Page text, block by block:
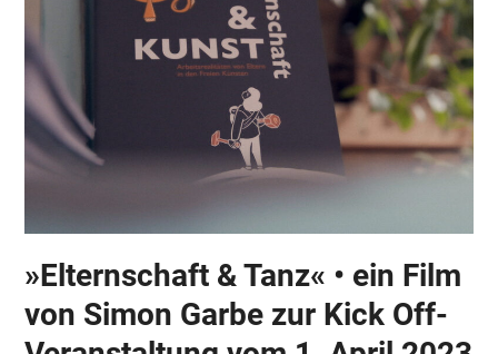
»Elternschaft & Tanz« • ein Film
von Simon Garbe zur Kick Off-